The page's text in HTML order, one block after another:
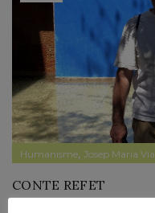
Humanisme, Josep Maria Via
CONTE REFET